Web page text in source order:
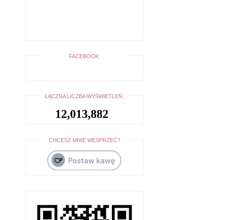
FACEBOOK:
ŁĄCZNA LICZBA WYŚWIETLEŃ:
12,013,882
CHCESZ MNIE WESPRZEĆ?